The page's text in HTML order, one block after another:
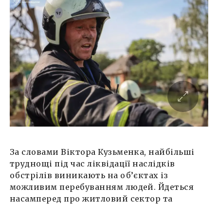
За словами Віктора Кузьменка, найбільші
труднощі під час ліквідації наслідків
обстрілів виникають на об’єктах із
можливим перебуванням людей. Йдеться
насамперед про житловий сектор та